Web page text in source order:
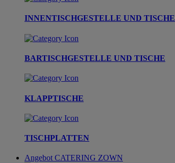
INNENTISCHGESTELLE UND TISCHE
BARTISCHGESTELLE UND TISCHE
KLAPPTISCHE
TISCHPLATTEN
Angebot CATERING ZOWN